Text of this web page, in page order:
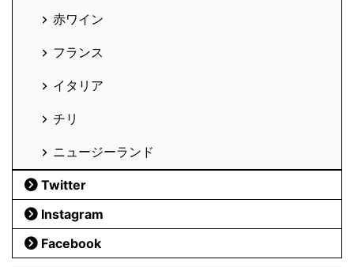
赤ワイン
フランス
イタリア
チリ
ニュージーランド
Twitter
Instagram
Facebook